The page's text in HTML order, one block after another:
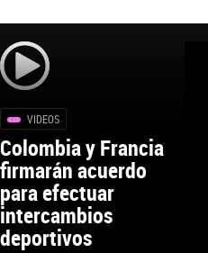
VIDEOS
Colombia y Francia
firmarán acuerdo
para efectuar
intercambios
deportivos